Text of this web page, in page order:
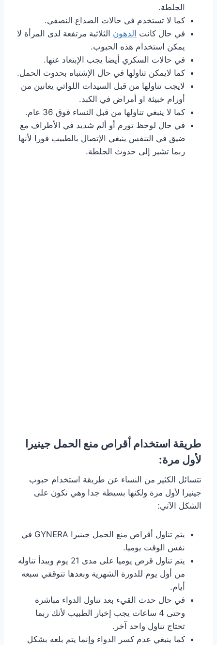
الجلطة.
كما لا تستخدم في حالات الصداع النصفي.
في حال كانت الدهون الثلاثية مرتفعة لدى المرأة لا
يمكن استخدام هذه الحبوب.
في حالات السكري أيضا يجب الإبتعاد عنها.
كما لايمكن تناولها في حال الإشتباه بحدوث الحمل.
لايجب تناولها من قبل السيدات اللواتي يعانين من
أورام خبيثة او أمراض في الكبد.
كما لا ينبغي تناولها من قبل النساء فوق 36 عام.
في حال لوحظ تورم أو ألم شديد في الأطراف مع
ضيق في التنفس ينبغي الإتصال بالطبيب فورا لأنها
ربما تشير إلى حدوث الجلطة.
طريقة استخدام أقراص منع الحمل جينيرا
لأول مرة:
تتسائل الكثير من النساء عن طريقة استخدام حبوب
جينيرا لأول مرة ولكنها بسيطة جدا وهي تكون على
الشكل الآتي:
يتم تناول أقراص منع الحمل جينيرا GYNERA في
نفس الوقت يوميا.
يتم تناول قرص يوميا على مدى 21 يوم ويبدأ تناوله
من أول يوم للدورة الشهرية وبعدها تتوقفي سبعة
أيام.
في حال حدث القيء بعد تناول الدواء مباشرة
وحتى 4 ساعات يجب إخبار الطبيب لأنك ربما
تحتاج تناول واحد آخر.
كما ينبغي عدم كسر الدواء وإنما يتم بلعه بشكل